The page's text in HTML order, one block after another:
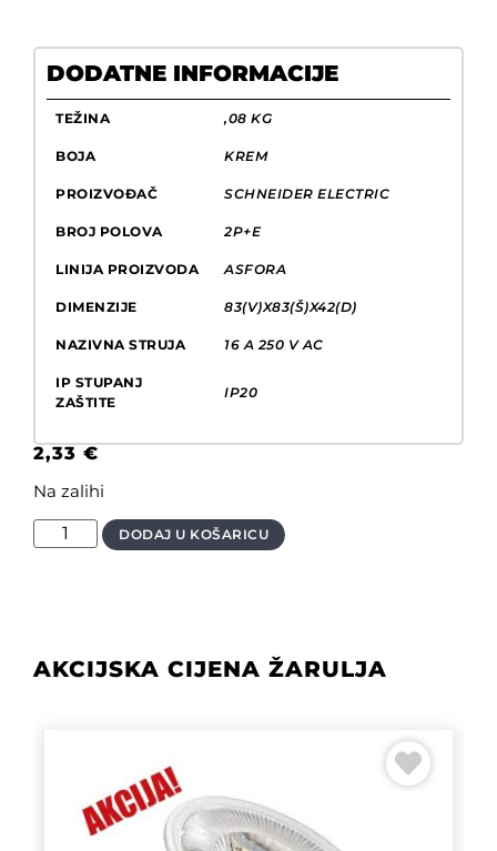
DODATNE INFORMACIJE
TEŽINA ,08 KG
BOJA KREM
PROIZVOĐAČ SCHNEIDER ELECTRIC
BROJ POLOVA 2P+E
LINIJA PROIZVODA ASFORA
DIMENZIJE 83(V)X83(Š)X42(D)
NAZIVNA STRUJA 16 A 250 V AC
IP STUPANJ
ZAŠTITE
IP20
2,33 €
Na zalihi
DODAJ U KOŠARICU
AKCIJSKA CIJENA ŽARULJA